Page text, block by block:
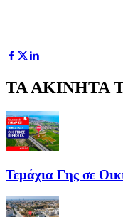
ΤΑ ΑΚΙΝΗΤΑ
Τεμάχια Γης σε